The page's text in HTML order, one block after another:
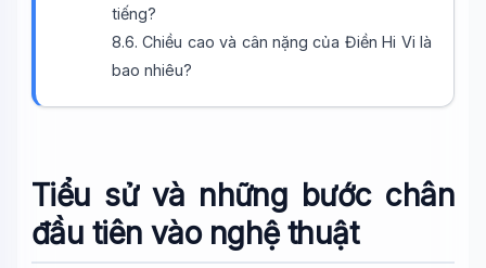
tiếng?
8.6. Chiều cao và cân nặng của Điền Hi Vi là
bao nhiêu?
Tiểu sử và những bước chân
đầu tiên vào nghệ thuật
🎓
Xin chào!
🪐 Sao Mộc là gì?
📚 Lịch sử Việt Nam
🔬 Albert Einstein